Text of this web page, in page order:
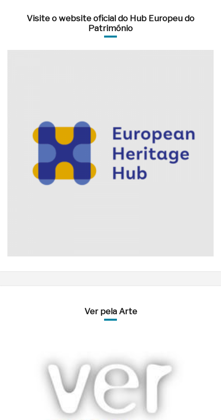
Visite o website oficial do Hub Europeu do
Património
Ver pela Arte